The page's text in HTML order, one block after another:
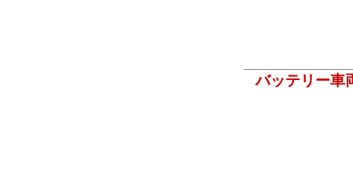
バッテリー車